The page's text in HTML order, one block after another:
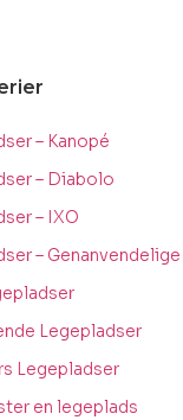
– Kanopé
– Diabolo
– IXO
–
Legepladser
Legepladser
en legeplads